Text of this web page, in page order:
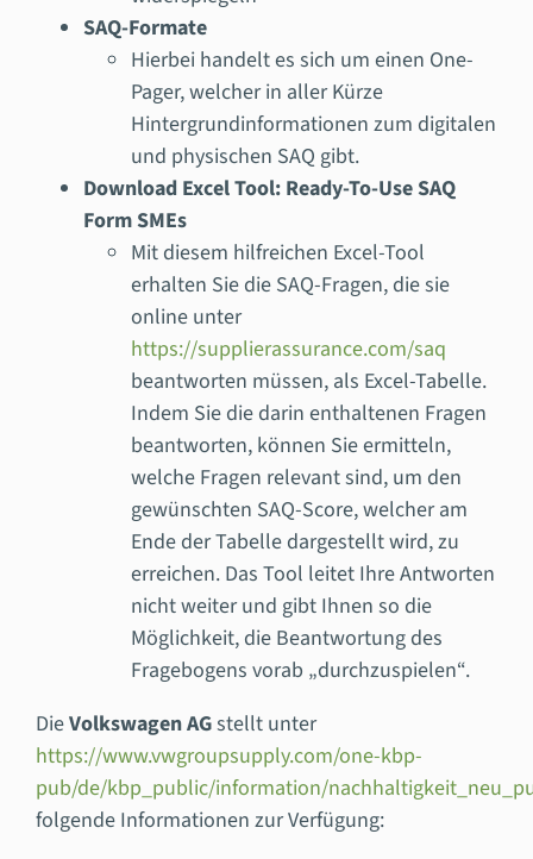
SAQ-Formate
Hierbei handelt es sich um einen One-
Pager, welcher in aller Kürze
Hintergrundinformationen zum digitalen
und physischen SAQ gibt.
Download Excel Tool: Ready-To-Use SAQ
Form SMEs
Mit diesem hilfreichen Excel-Tool
erhalten Sie die SAQ-Fragen, die sie
online unter
https://supplierassurance.com/saq
beantworten müssen, als Excel-Tabelle.
Indem Sie die darin enthaltenen Fragen
beantworten, können Sie ermitteln,
welche Fragen relevant sind, um den
gewünschten SAQ-Score, welcher am
Ende der Tabelle dargestellt wird, zu
erreichen. Das Tool leitet Ihre Antworten
nicht weiter und gibt Ihnen so die
Möglichkeit, die Beantwortung des
Fragebogens vorab „durchzuspielen“.
DieVolkswagen AGstellt unter
https://www.vwgroupsupply.com/one-kbp-
pub/de/kbp_public/information/
folgende Informationen zur Verfügung: